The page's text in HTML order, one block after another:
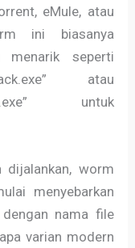
eMule, atau
ini biasanya
menarik seperti
atau
untuk
worm
menyebarkan
nama file
varian modern